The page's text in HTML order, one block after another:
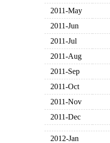
2011-May
2011-Jun
2011-Jul
2011-Aug
2011-Sep
2011-Oct
2011-Nov
2011-Dec
2012-Jan